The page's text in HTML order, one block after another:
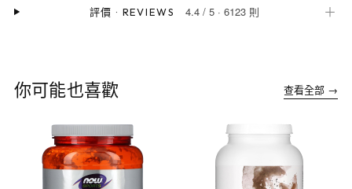
評價 · REVIEWS 4.4 /5 ·6123 則 ＋
你可能也喜歡 查看全部 →